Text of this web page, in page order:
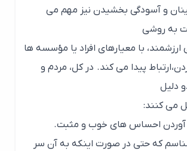
و آسودگی بخشیدن نیز مهم می
روشی
با معیارهای افراد یا مؤسسه ها
پیدا می کند. در کل، مردم و
کنند:
احساس های خوب و مثبت.
که حتی در صورت اینکه به آن سر